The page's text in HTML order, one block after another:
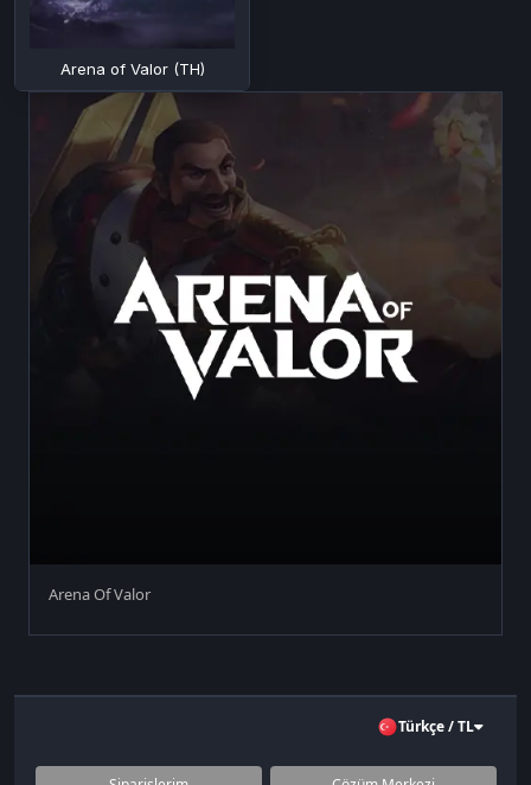
Arena of Valor (TH)
Arena Of Valor
Türkçe / TL